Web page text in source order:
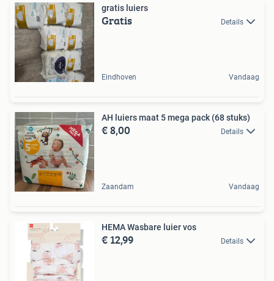
gratis luiers
Gratis Details
Eindhoven Vandaag
AH luiers maat 5 mega pack (68 stuks)
€ 8,00 Details
Zaandam Vandaag
HEMA Wasbare luier vos
€ 12,99 Details